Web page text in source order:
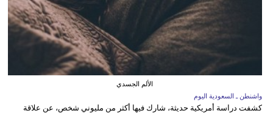
الألم الجسدي
واشنطن ـ السعودية اليوم
كشفت دراسة أمريكية حديثة، شارك فيها أكثر من مليوني شخص، عن علاقة